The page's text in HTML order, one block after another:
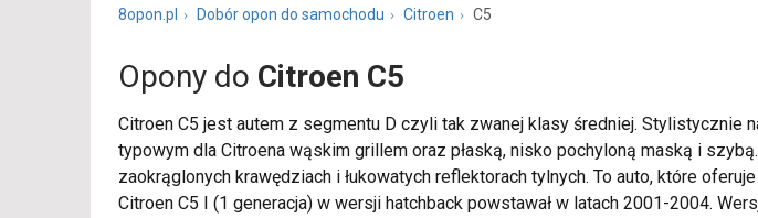
8opon.pl Dobór opon do samochodu Citroen C5
Opony do Citroen C5
Citroen C5 jest autem z segmentu D czyli tak zwanej klasy średniej. Stylistycznie
typowym dla Citroena wąskim grillem oraz płaską, nisko pochyloną maską i
zaokrąglonych krawędziach i łukowatych reflektorach tylnych. To auto, które
Citroen C5 I (1 generacja) w wersji hatchback powstawał w latach 2001-2004.